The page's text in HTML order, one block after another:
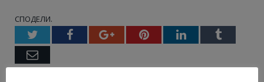
СПОДЕЛИ.
TwitterFacebookGoogle+Pinterest
LinkedIn
Email